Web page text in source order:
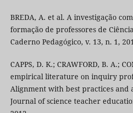
BREDA, A. et al. A investigação
formação de professores de
Caderno Pedagógico, v. 13, n. 1,
CAPPS, D. K.; CRAWFORD, B. A.;
empirical literature on inquiry
Alignment with best practices and
Journal of science teacher